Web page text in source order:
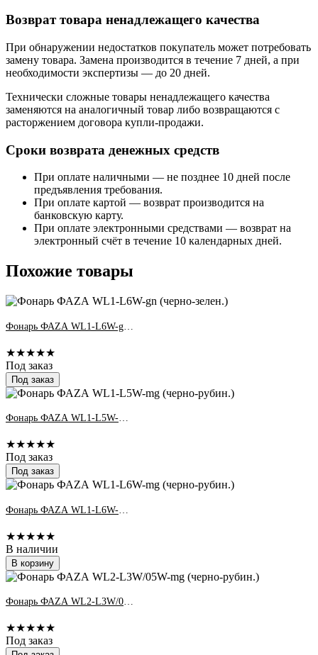
Возврат товара ненадлежащего качества
При обнаружении недостатков покупатель может потребовать
замену товара. Замена производится в течение 7 дней, а при
необходимости экспертизы — до 20 дней.
Технически сложные товары ненадлежащего качества
заменяются на аналогичный товар либо возвращаются с
расторжением договора купли-продажи.
Сроки возврата денежных средств
При оплате наличными — не позднее 10 дней после
предъявления требования.
При оплате картой — возврат производится на
банковскую карту.
При оплате электронными средствами — возврат на
электронный счёт в течение 10 календарных дней.
Похожие товары
★★★★★
Под заказ
Под заказ
Фонарь ФАZА WL1-L5W-mg (черно-рубин.)
★★★★★
Под заказ
Под заказ
★★★★★
В наличии
В корзину
Фонарь ФАZА WL2-L3W/05W-mg (черно-рубин.)
★★★★★
Под заказ